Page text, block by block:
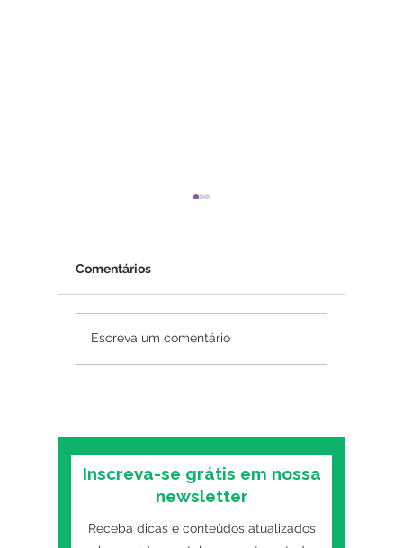
Psicoterapia online
Comentários
Escreva um comentário
Inscreva-se grátis em nossa
newsletter
Receba dicas e conteúdos atualizados